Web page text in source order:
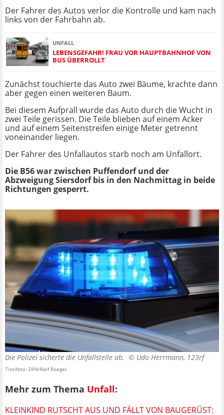
Der Fahrer des Autos verlor die Kontrolle und kam nach
links von der Fahrbahn ab.
UNFALL
LEBENSGEFAHR! FRAU VOR HAUPTBAHNHOF VON
BUS ÜBERROLLT
Zunächst touchierte das Auto zwei Bäume, krachte dann
aber gegen einen weiteren Baum.
Bei diesem Aufprall wurde das Auto durch die Wucht in
zwei Teile gerissen. Die Teile blieben auf einem Acker
und auf einem Seitenstreifen einige Meter getrennt
voneinander liegen.
Der Fahrer des Unfallautos starb noch am Unfallort.
Die B56 war zwischen Puffendorf und der
Abzweigung Siersdorf bis in den Nachmittag in beide
Richtungen gesperrt.
Die Polizei sicherte die Unfallstelle ab. © Udo Herrmann, 123rf
Titelfoto: DPA/Ralf Roeger
Mehr zum Thema Unfall:
KLEINKIND RUTSCHT AUS UND FÄLLT VON BAUGERÜST: